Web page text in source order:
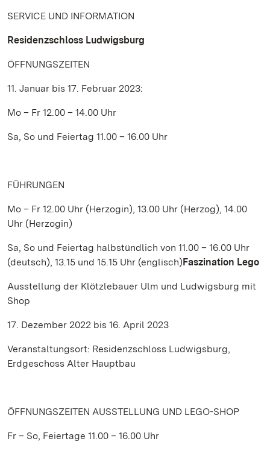
SERVICE UND INFORMATION
Residenzschloss Ludwigsburg
ÖFFNUNGSZEITEN
11. Januar bis 17. Februar 2023:
Mo – Fr 12.00 – 14.00 Uhr
Sa, So und Feiertag 11.00 – 16.00 Uhr
FÜHRUNGEN
Mo – Fr 12.00 Uhr (Herzogin), 13.00 Uhr (Herzog), 14.00
Uhr (Herzogin)
Sa, So und Feiertag halbstündlich von 11.00 – 16.00 Uhr
(deutsch), 13.15 und 15.15 Uhr (englisch)Faszination Lego
Ausstellung der Klötzlebauer Ulm und Ludwigsburg mit
Shop
17. Dezember 2022 bis 16. April 2023
Veranstaltungsort: Residenzschloss Ludwigsburg,
Erdgeschoss Alter Hauptbau
ÖFFNUNGSZEITEN AUSSTELLUNG UND LEGO-SHOP
Fr – So, Feiertage 11.00 – 16.00 Uhr